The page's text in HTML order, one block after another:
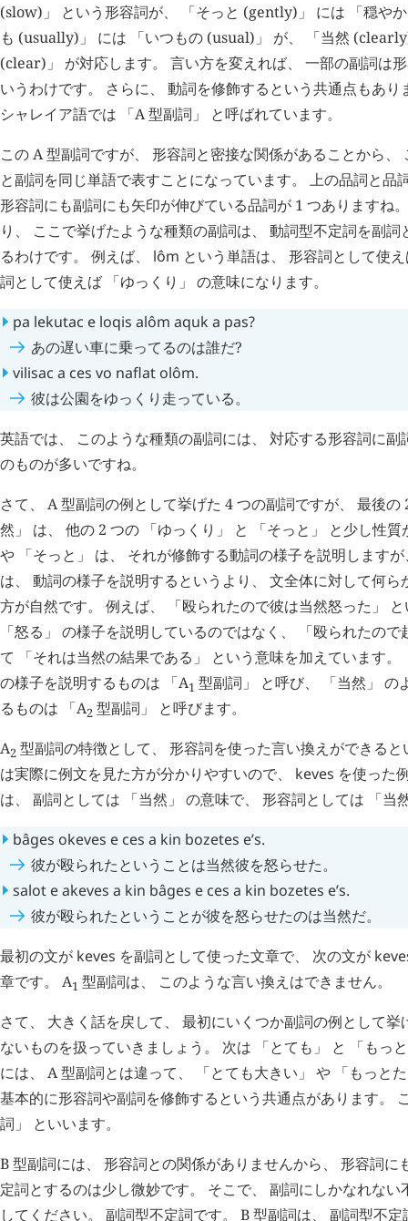
(slow)」 という形容詞が、 「そっと (gently)」 には 「穏や
も (usually)」 には 「いつもの (usual)」 が、 「当然
(clear)」 が対応します。 言い方を変えれば、 一部の副詞は
いうわけです。 さらに、 動詞を修飾するという共通点もあ
シャレイア語では 「A 型副詞」 と呼ばれています。
この A 型副詞ですが、 形容詞と密接な関係があることから、
と副詞を同じ単語で表すことになっています。 上の品詞と品
形容詞にも副詞にも矢印が伸びている品詞が 1 つありますね
り、 ここで挙げたような種類の副詞は、 動詞型不定詞を副
るわけです。 例えば、 lôm という単語は、 形容詞として使
詞として使えば 「ゆっくり」 の意味になります。
pa lekutac e loqis alôm aquk a pas?
あの遅い車に乗ってるのは誰だ?
vilisac a ces vo naflat olôm.
彼は公園をゆっくり走っている。
英語では、 このような種類の副詞には、 対応する形容詞に
のものが多いですね。
さて、 A 型副詞の例として挙げた 4 つの副詞ですが、 最後の
然」 は、 他の 2 つの 「ゆっくり」 と 「そっと」 と少し性
や 「そっと」 は、 それが修飾する動詞の様子を説明します
は、 動詞の様子を説明するというより、 文全体に対して何
方が自然です。 例えば、 「殴られたので彼は当然怒った」
「怒る」 の様子を説明しているのではなく、 「殴られたの
て 「それは当然の結果である」 という意味を加えています
の様子を説明するものは 「A1 型副詞」 と呼び、 「当然」 の
るものは 「A2 型副詞」 と呼びます。
A2 型副詞の特徴として、 形容詞を使った言い換えができる
は実際に例文を見た方が分かりやすいので、 keves を使った
は、 副詞としては 「当然」 の意味で、 形容詞としては 「当
bâges okeves e ces a kin bozetes e’s.
彼が殴られたということは当然彼を怒らせた。
salot eakeves a kin bâges e ces a kin bozetes e’s.
彼が殴られたということが彼を怒らせたのは当然だ。
最初の文が keves を副詞として使った文章で、 次の文が
章です。 A1 型副詞は、 このような言い換えはできません。
さて、 大きく話を戻して、 最初にいくつか副詞の例として
ないものを扱っていきましょう。 次は 「とても」 と 「もっ
には、 A 型副詞とは違って、 「とても大きい」 や 「もっと
基本的に形容詞や副詞を修飾するという共通点があります。
詞」 といいます。
B 型副詞には、 形容詞との関係がありませんから、 形容詞に
定詞とするのは少し微妙です。 そこで、 副詞にしかなれな
してください。 副詞型不定詞です。 B 型副詞は、 副詞型不